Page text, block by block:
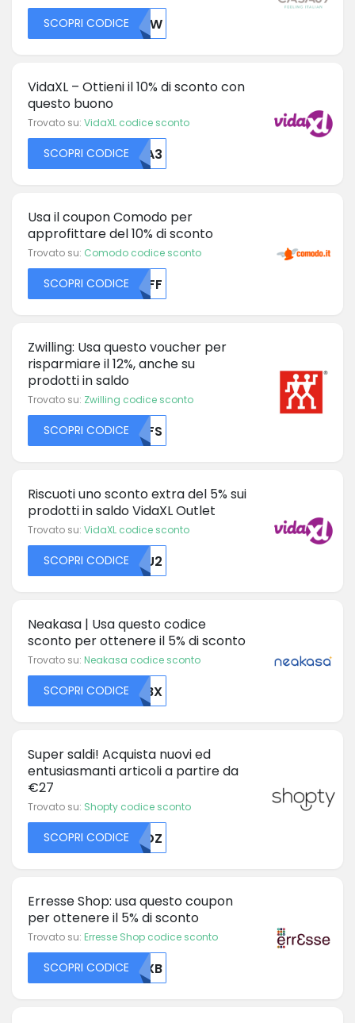
SCOPRI CODICEMZIW
VidaXL – Ottieni il 10% di sconto con
questo buono
Trovato su: VidaXL codice sconto
SCOPRI CODICEMTA3
Usa il coupon Comodo per
approfittare del 10% di sconto
Trovato su: Comodo codice sconto
SCOPRI CODICEMDFF
Zwilling: Usa questo voucher per
risparmiare il 12%, anche su
prodotti in saldo
Trovato su: Zwilling codice sconto
SCOPRI CODICE MJFS
Riscuoti uno sconto extra del 5% sui
prodotti in saldo VidaXL Outlet
Trovato su: VidaXL codice sconto
SCOPRI CODICEMZU2
Neakasa | Usa questo codice
sconto per ottenere il 5% di sconto
Trovato su: Neakasa codice sconto
SCOPRI CODICE NTBX
Super saldi! Acquista nuovi ed
entusiasmanti articoli a partire da
€27
Trovato su: Shopty codice sconto
SCOPRI CODICE RUDZ
Erresse Shop: usa questo coupon
per ottenere il 5% di sconto
Trovato su: Erresse Shop codice sconto
SCOPRI CODICE NUXB